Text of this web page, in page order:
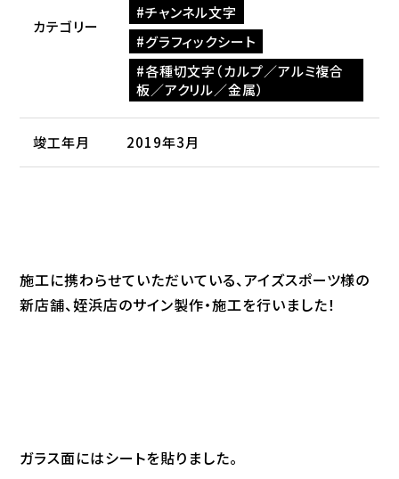
カテゴリー
チャンネル文字
グラフィックシート
各種切文字（カルプ／アルミ複合
板／アクリル／金属）
竣工年月 2019年3月
施工に携わらせていただいている、アイズスポーツ様の
新店舗、姪浜店のサイン製作・施工を行いました！
ガラス面にはシートを貼りました。